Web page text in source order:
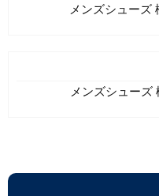
メンズシューズ
メンズシューズ